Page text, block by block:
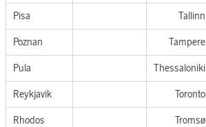
Pisa Tallinn
Poznan Tampere
Pula Thessaloniki
Reykjavik Toronto
Rhodos Tromsø